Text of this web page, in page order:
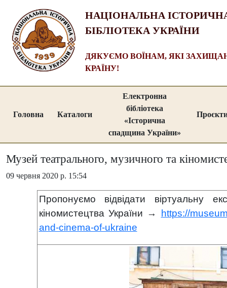
НАЦІОНАЛЬНА
БІБЛІОТЕКА УКРАЇНИ
ДЯКУЄМО ВОЇНАМ, ЯКІ
КРАЇНУ!
Головна Каталоги
Електронна
бібліотека
«Історична
спадщина України»
Музей театрального, музичного та
09 червня 2020 р. 15:54
Пропонуємо відвідати віртуальну
кіномистецтва України →
https://
and-cinema-of-ukraine